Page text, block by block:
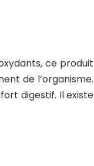
ce produit
de l’organisme.
digestif. Il existe